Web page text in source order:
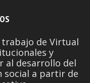
trabajo de Virtual
y
al desarrollo del
social a partir de